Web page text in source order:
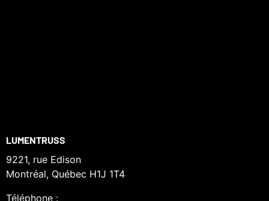
LUMENTRUSS
9221, rue Edison
Montréal, Québec H1J 1T4
Téléphone :